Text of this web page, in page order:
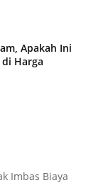
Apakah Ini
Harga
Imbas Biaya